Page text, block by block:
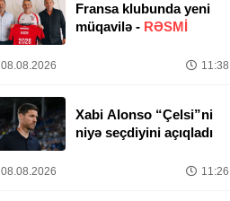
Fransa klubunda yeni
müqavilə - RƏSMİ
08.08.2026 11:38
Xabi Alonso “Çelsi”ni
niyə seçdiyini açıqladı
08.08.2026 11:26